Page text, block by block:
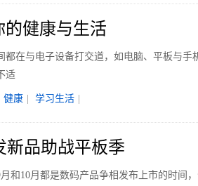
健康与生活
都在与电子设备打交道，如电脑、平板与手
适
健康 学习生活
新品助战平板季
和10月都是数码产品争相发布上市的时间